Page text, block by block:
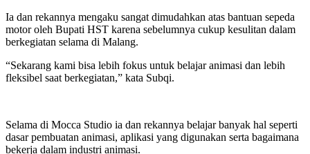
Ia dan rekannya mengaku sangat dimudahkan atas bantuan sepeda
motor oleh Bupati HST karena sebelumnya cukup kesulitan dalam
berkegiatan selama di Malang.
“Sekarang kami bisa lebih fokus untuk belajar animasi dan lebih
fleksibel saat berkegiatan,” kata Subqi.
Selama di Mocca Studio ia dan rekannya belajar banyak hal seperti
dasar pembuatan animasi, aplikasi yang digunakan serta bagaimana
bekerja dalam industri animasi.